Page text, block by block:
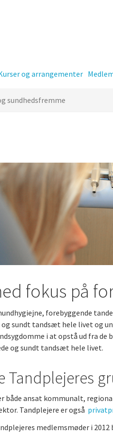
og arrangementer
sundhedsfremme
fokus på
forebyggende
og sundt tandsæt hele livet og
i at opstå ud fra de
og sundt tandsæt hele livet.
Tandplejeres
både ansat kommunalt,
Tandplejere er også
medlemsmøder i